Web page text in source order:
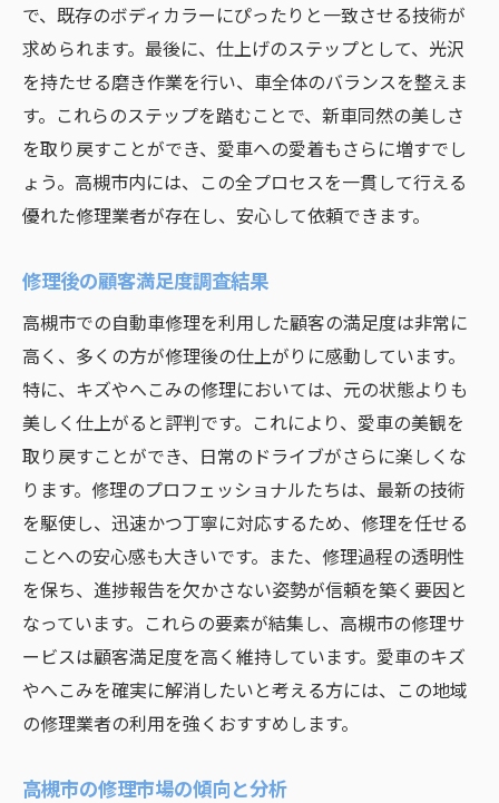
で、既存のボディカラーにぴったりと一致させる技術が
求められます。最後に、仕上げのステップとして、光沢
を持たせる磨き作業を行い、車全体のバランスを整えま
す。これらのステップを踏むことで、新車同然の美しさ
を取り戻すことができ、愛車への愛着もさらに増すでし
ょう。高槻市内には、この全プロセスを一貫して行える
優れた修理業者が存在し、安心して依頼できます。
修理後の顧客満足度調査結果
高槻市での自動車修理を利用した顧客の満足度は非常に
高く、多くの方が修理後の仕上がりに感動しています。
特に、キズやへこみの修理においては、元の状態よりも
美しく仕上がると評判です。これにより、愛車の美観を
取り戻すことができ、日常のドライブがさらに楽しくな
ります。修理のプロフェッショナルたちは、最新の技術
を駆使し、迅速かつ丁寧に対応するため、修理を任せる
ことへの安心感も大きいです。また、修理過程の透明性
を保ち、進捗報告を欠かさない姿勢が信頼を築く要因と
なっています。これらの要素が結集し、高槻市の修理サ
ービスは顧客満足度を高く維持しています。愛車のキズ
やへこみを確実に解消したいと考える方には、この地域
の修理業者の利用を強くおすすめします。
高槻市の修理市場の傾向と分析